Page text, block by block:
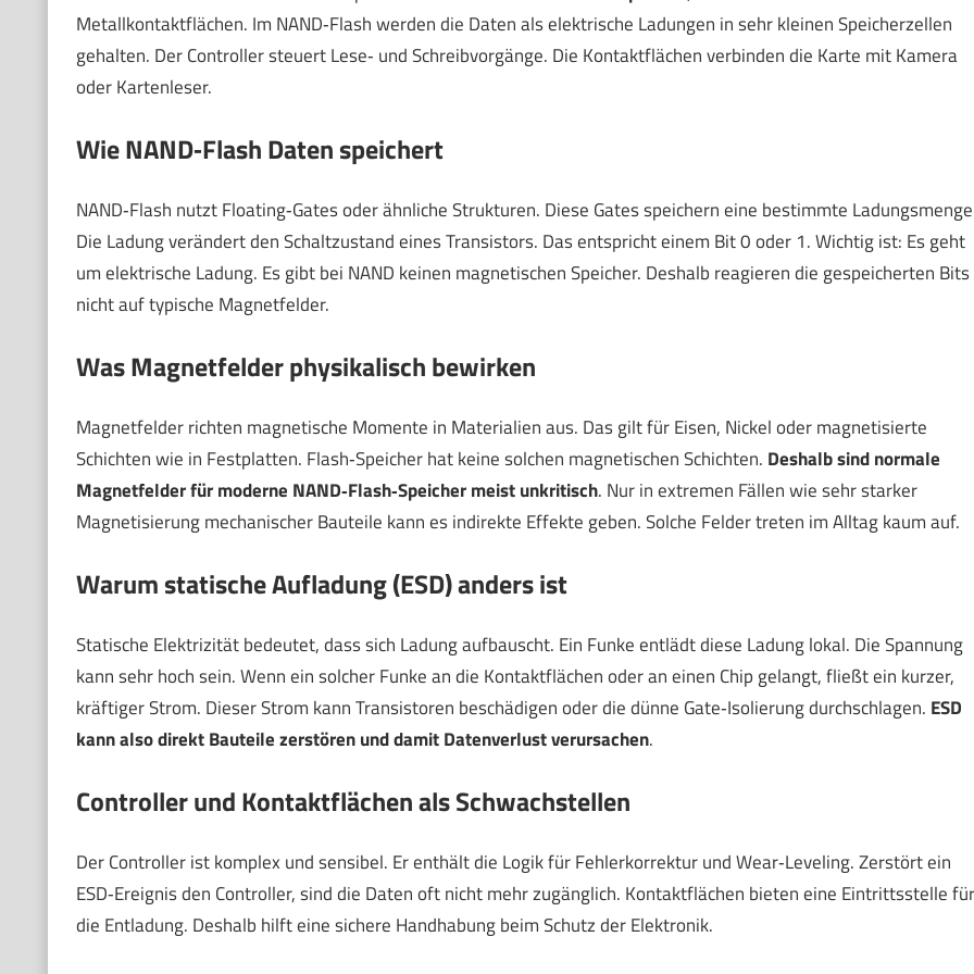
Metallkontaktflächen. Im NAND‑Flash werden die Daten als elektrische Ladungen in sehr kleinen Speicherzellen
gehalten. Der Controller steuert Lese‑ und Schreibvorgänge. Die Kontaktflächen verbinden die Karte mit Kamera
oder Kartenleser.
Wie NAND‑Flash Daten speichert
NAND‑Flash nutzt Floating‑Gates oder ähnliche Strukturen. Diese Gates speichern eine bestimmte
Die Ladung verändert den Schaltzustand eines Transistors. Das entspricht einem Bit 0 oder 1. Wichtig ist: Es geht
um elektrische Ladung. Es gibt bei NAND keinen magnetischen Speicher. Deshalb reagieren die gespeicherten Bits
nicht auf typische Magnetfelder.
Was Magnetfelder physikalisch bewirken
Magnetfelder richten magnetische Momente in Materialien aus. Das gilt für Eisen, Nickel oder magnetisierte
Schichten wie in Festplatten. Flash‑Speicher hat keine solchen magnetischen Schichten. Deshalb sind normale
Magnetfelder für moderne NAND‑Flash‑Speicher meist unkritisch. Nur in extremen Fällen wie sehr starker
Magnetisierung mechanischer Bauteile kann es indirekte Effekte geben. Solche Felder treten im Alltag kaum auf.
Warum statische Aufladung (ESD) anders ist
Statische Elektrizität bedeutet, dass sich Ladung aufbauscht. Ein Funke entlädt diese Ladung lokal. Die Spannung
kann sehr hoch sein. Wenn ein solcher Funke an die Kontaktflächen oder an einen Chip gelangt, fließt ein kurzer,
kräftiger Strom. Dieser Strom kann Transistoren beschädigen oder die dünne Gate‑Isolierung durchschlagen. ESD
kann also direkt Bauteile zerstören und damit Datenverlust verursachen.
Controller und Kontaktflächen als Schwachstellen
Der Controller ist komplex und sensibel. Er enthält die Logik für Fehlerkorrektur und Wear‑Leveling. Zerstört ein
ESD‑Ereignis den Controller, sind die Daten oft nicht mehr zugänglich. Kontaktflächen bieten eine Eintrittsstelle für
die Entladung. Deshalb hilft eine sichere Handhabung beim Schutz der Elektronik.